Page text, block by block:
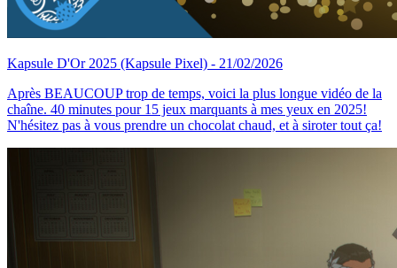
Kapsule D'Or 2025 (Kapsule Pixel) - 21/02/2026
Après BEAUCOUP trop de temps, voici la plus longue vidéo de la
chaîne. 40 minutes pour 15 jeux marquants à mes yeux en 2025!
N'hésitez pas à vous prendre un chocolat chaud, et à siroter tout ça!